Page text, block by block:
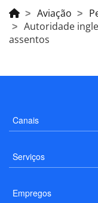
Aviação
Autoridade
assentos
Canais
Serviços
Empregos